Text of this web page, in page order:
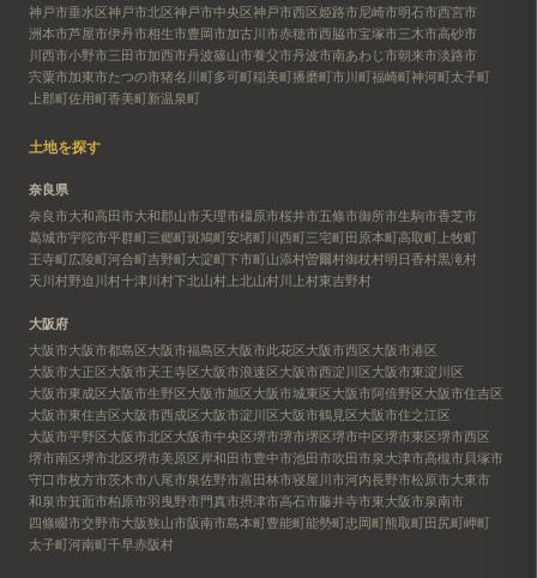
神戸市垂水区神戸市北区神戸市中央区神戸市西区姫路市尼崎市明石市西宮市
洲本市芦屋市伊丹市相生市豊岡市加古川市赤穂市西脇市宝塚市三木市高砂市
川西市小野市三田市加西市丹波篠山市養父市丹波市南あわじ市朝来市淡路市
宍粟市加東市たつの市猪名川町多可町稲美町播磨町市川町福崎町神河町太子町
上郡町佐用町香美町新温泉町
土地を探す
奈良県
奈良市大和高田市大和郡山市天理市橿原市桜井市五條市御所市生駒市香芝市
葛城市宇陀市平群町三郷町斑鳩町安堵町川西町三宅町田原本町高取町 上牧町
王寺町広陵町河合町吉野町大淀町下市町山添村曽爾村御杖村明日香村黒滝村
天川村野迫川村十津川村下北山村 上北山村川上村東吉野村
大阪府
大阪市大阪市都島区大阪市福島区大阪市此花区大阪市西区大阪市港区
大阪市大正区大阪市天王寺区大阪市浪速区大阪市西淀川区大阪市東淀川区
大阪市東成区大阪市生野区大阪市旭区大阪市城東区大阪市阿倍野区大阪市住吉区
大阪市東住吉区大阪市西成区大阪市淀川区大阪市鶴見区大阪市住之江区
大阪市平野区大阪市北区大阪市中央区堺市堺市堺区堺市中区堺市東区堺市西区
堺市南区堺市北区堺市美原区岸和田市豊中市池田市吹田市泉大津市高槻市 貝塚市
守口市枚方市茨木市八尾市泉佐野市富田林市寝屋川市河内長野市松原市大東市
和泉市箕面市柏原市羽曳野市門真市摂津市高石市藤井寺市東大阪市泉南市
四條畷市交野市大阪狭山市阪南市島本町豊能町能勢町忠岡町熊取町田尻町岬町
太子町河南町千早赤阪村